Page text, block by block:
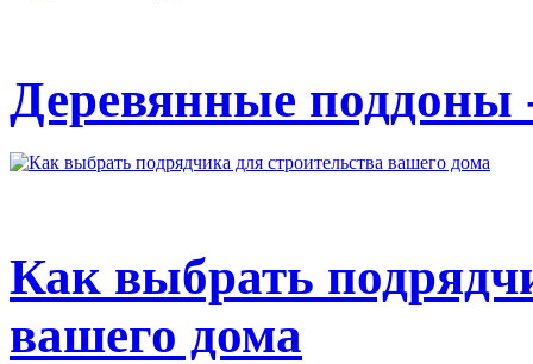
Деревянные поддоны
Как выбрать
вашего дома